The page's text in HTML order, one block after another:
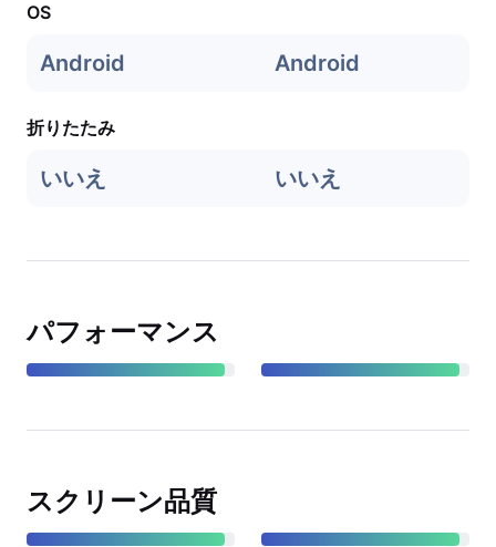
OS
Android Android
折りたたみ
いいえ いいえ
パフォーマンス
スクリーン品質